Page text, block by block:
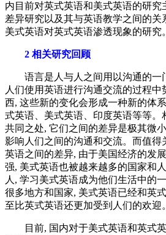
内目前对英式英语和美式英语的研究
差异研究以及其与英语教学之间的关
美式英语对英式英语渗透现象的研究。
2 相关研究回顾
语言是人与人之间用以沟通的一
人们使用英语进行沟通交流的过程
西, 这些新的变化会形成一种新的体
式英语、美式英语、印度英语等等。
共同之处, 它们之间的差异是极其微
影响人们之间的沟通和交流。而值得
英语之间的差异, 由于美国经济的发
强, 美式英语也被越来越多的国家和
人, 学习美式英语成为他们生活中的
很多地方和国家, 美式英语已经和英
至比英式英语还更加受到人们的欢迎。
目前, 国内对于美式英语和英式英